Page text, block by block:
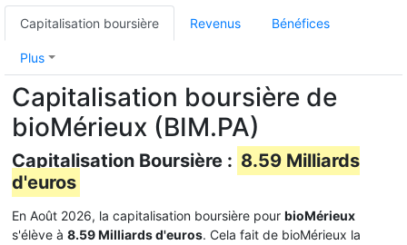
Capitalisation boursière Revenus Bénéfices
Plus
Capitalisation boursière de
bioMérieux (BIM.PA)
Capitalisation Boursière : 8.59 Milliards
d'euros
En Août 2026, la capitalisation boursière pour bioMérieux
s'élève à 8.59 Milliards d'euros. Cela fait de bioMérieux la